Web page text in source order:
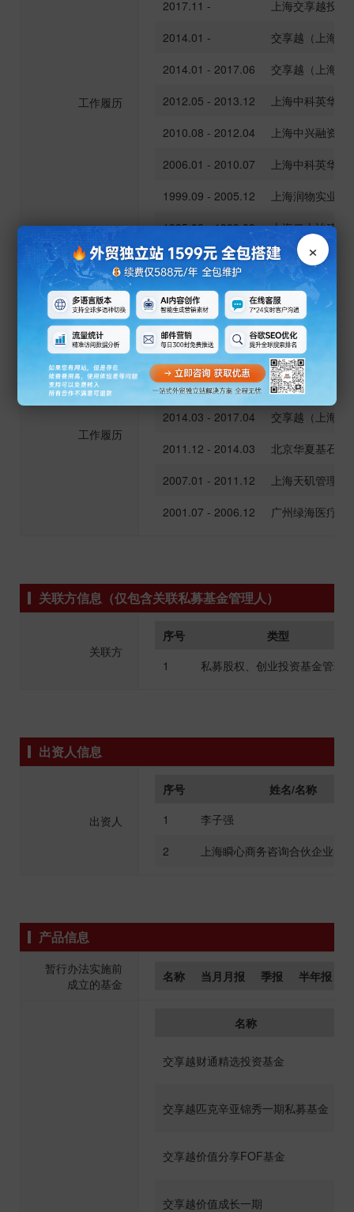
工作履历
2017.11 -
上海交享越投
2014.01 -
交享越（上海）
2014.01 - 2017.06
交享越（上海）
2012.05 - 2013.12
上海中科英华
2010.08 - 2012.04
上海中兴融资
2006.01 - 2010.07
上海中科英华
1999.09 - 2005.12
上海润物实业
1995.09 - 1999.09
上海二十冶建设
职务 合规风控 信息填报负责人
是否有基金从业
资格
是
工作履历
时间
2014.03 -
交享越（上海）
2014.03 - 2017.04
交享越（上海）
2011.12 - 2014.03
北京华夏基石企
2007.01 - 2011.12
上海天矶管理
2001.07 - 2006.12
广州绿海医疗器
关联方信息（仅包含关联私募基金管理人）
关联方
序号
类型
1
私募股权、创业投资基金管理
出资人信息
出资人
序号
姓名/名称
1
李子强
2
上海瞬心商务咨询合伙企业(有
产品信息
暂行办法实施前
成立的基金
名称 当月月报 季报 半年报
名称
交享越财通精选投资基金
交享越匹克辛亚锦秀一期私募基金
交享越价值分享FOF基金
交享越价值成长一期
×